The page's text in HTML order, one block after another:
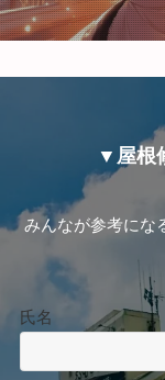
▼屋根
みんなが参考にな
氏名